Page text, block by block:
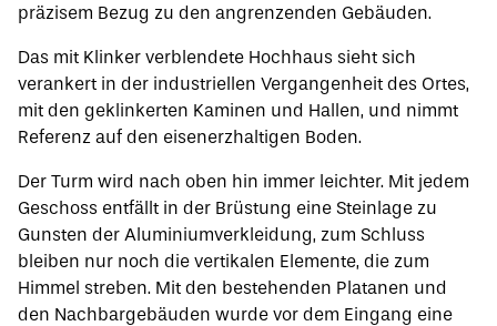
präzisem Bezug zu den angrenzenden Gebäuden.
Das mit Klinker verblendete Hochhaus sieht sich
verankert in der industriellen Vergangenheit des Ortes,
mit den geklinkerten Kaminen und Hallen, und nimmt
Referenz auf den eisenerzhaltigen Boden.
Der Turm wird nach oben hin immer leichter. Mit jedem
Geschoss entfällt in der Brüstung eine Steinlage zu
Gunsten der Aluminiumverkleidung, zum Schluss
bleiben nur noch die vertikalen Elemente, die zum
Himmel streben. Mit den bestehenden Platanen und
den Nachbargebäuden wurde vor dem Eingang eine